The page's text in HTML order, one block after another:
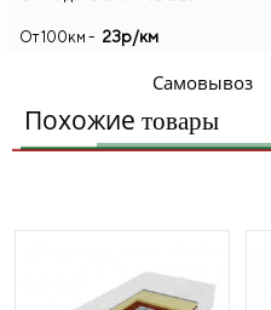
От 100км - 23р/км
Самовывоз
Похожие товары